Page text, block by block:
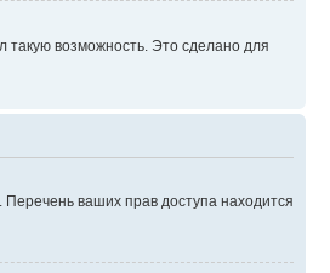
такую возможность. Это сделано для
ваших прав доступа находится